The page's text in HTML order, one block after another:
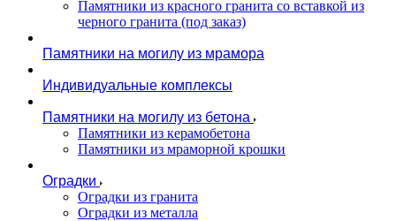
Памятники из красного гранита со вставкой из
черного гранита (под заказ)
Памятники на могилу из мрамора
Индивидуальные комплексы
Памятники на могилу из бетона
Памятники из керамобетона
Памятники из мраморной крошки
Оградки
Оградки из гранита
Оградки из металла